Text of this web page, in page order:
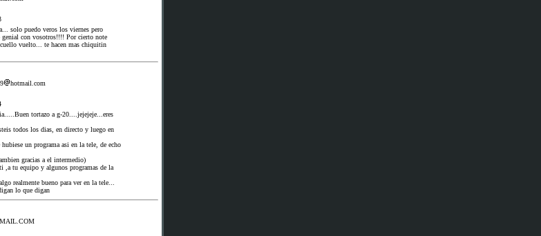
solo puedo veros los viernes pero
genial con vosotros!!!! Por cierto note
cuello vuelto... te hacen mas chiquitin
hotmail.com
tortazo a g-20....jejejeje...eres
todos los dias, en directo y luego en
hubiese un programa asi en la tele, de echo
gracias a el intermedio)
ti ,a tu equipo y algunos programas de la
realmente bueno para ver en la tele...
lo que digan